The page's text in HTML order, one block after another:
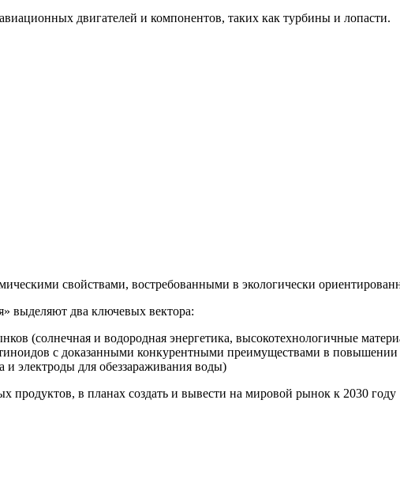
двигателей и компонентов, таких как турбины и лопасти.
свойствами, востребованными в экологически
выделяют два ключевых вектора:
(солнечная и водородная энергетика, высокотехнологичные
с доказанными конкурентными преимуществами в
и электроды для обеззараживания воды)
продуктов, в планах создать и вывести на мировой рынок к 2030